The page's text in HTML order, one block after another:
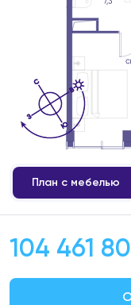
План с мебелью
104 461